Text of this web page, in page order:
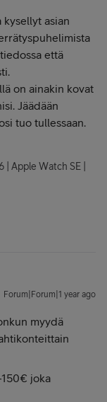
asian
että
on ainakin kovat
Jäädään
tuo tullessaan.
| Apple Watch SE |
Forum|Forum|1 year ago
myydä
joka